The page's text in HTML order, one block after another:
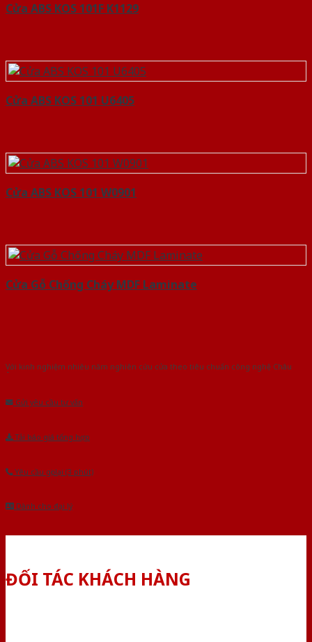
Cửa ABS KOS 101F K1129
Cửa ABS KOS 101 U6405
Cửa ABS KOS 101 W0901
Cửa Gỗ Chống Cháy MDF Laminate
Với kinh nghiệm nhiêu năm nghiên cứu cửa theo tiêu chuẩn công nghệ Châu
Gửi yêu cầu tư vấn
Tải báo giá tổng hợp
Yêu cầu gọi lại (3 phút)
Dành cho đại lý
ĐỐI TÁC KHÁCH HÀNG